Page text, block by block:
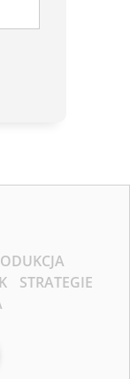
STRATEGIE